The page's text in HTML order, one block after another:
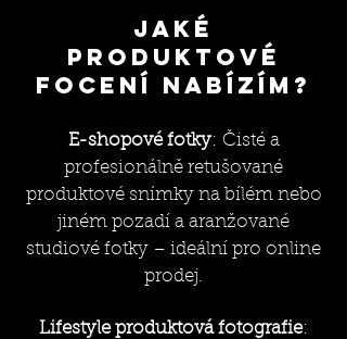
Jaké
produktové
focení nabízím?
E-shopové fotky: Čisté a
profesionálně retušované
produktové snímky na bílém nebo
jiném pozadí a aranžované
studiové fotky – ideální pro online
prodej.
Lifestyle produktová fotografie: